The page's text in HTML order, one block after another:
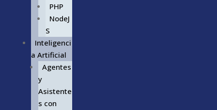
PHP
NodeJ
S
Inteligenci
a Artificial
Agentes
y
Asistente
s con